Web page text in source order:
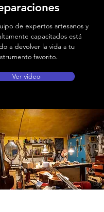
de expertos artesanos y
capacitados está
a devolver la vida a tu
favorito.
Ver video